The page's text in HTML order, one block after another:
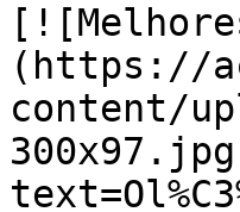
(https://
content/